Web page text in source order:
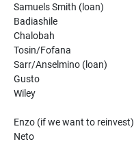
Samuels Smith (loan)
Badiashile
Chalobah
Tosin/Fofana
Sarr/Anselmino (loan)
Gusto
Wiley
Enzo (if we want to reinvest)
Neto